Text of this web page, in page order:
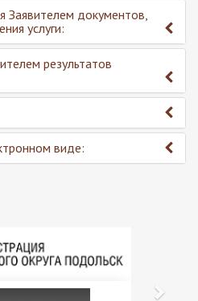
Заявителем документов,
услуги:
результатов
виде: